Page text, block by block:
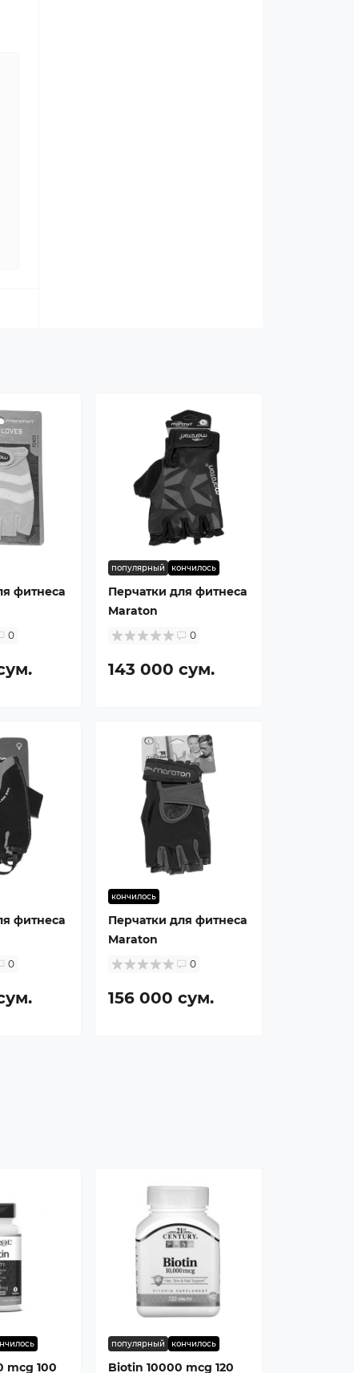
фитнеса
0
популярный кончилось
Перчатки для фитнеса
Maraton
0
143 000 сум.
фитнеса
0
кончилось
Перчатки для фитнеса
Maraton
0
156 000 сум.
mcg 100
популярный кончилось
Biotin 10000 mcg 120